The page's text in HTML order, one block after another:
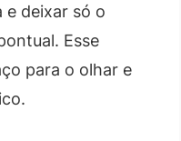
e deixar só o
Esse
para o olhar e